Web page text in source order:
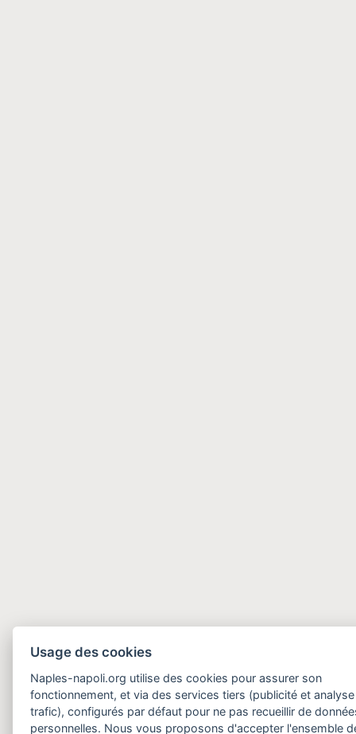
Usage des cookies
Naples-napoli.org utilise des cookies pour assurer son
fonctionnement, et via des services tiers (publicité et
trafic), configurés par défaut pour ne pas recueillir de
personnelles. Nous vous proposons d'accepter l'ensemble